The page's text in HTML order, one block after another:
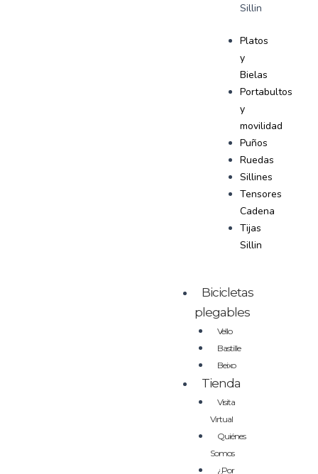
Sillin
Platos
y
Bielas
Portabultos
y
movilidad
Puños
Ruedas
Sillines
Tensores
Cadena
Tijas
Sillin
Bicicletas
plegables
Vello
Bastille
Beixo
Tienda
Visita
Virtual
Quiénes
Somos
¿Por